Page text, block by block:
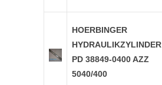
HOERBINGER
HYDRAULIKZYLINDER
PD 38849-0400 AZZ
5040/400